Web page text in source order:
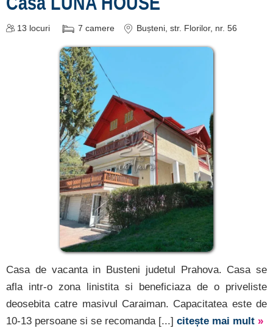
13 locuri 7 camere Bușteni, str. Florilor, nr. 56
Casa de vacanta in Busteni judetul Prahova. Casa se
afla intr-o zona linistita si beneficiaza de o priveliste
deosebita catre masivul Caraiman. Capacitatea este de
10-13 persoane si se recomanda [...] citește mai mult »